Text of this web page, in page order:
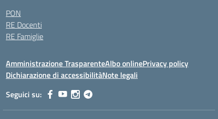
PON
RE Docenti
RE Famiglie
Amministrazione TrasparenteAlbo onlinePrivacy policy
Dichiarazione di accessibilitàNote legali
Seguici su: